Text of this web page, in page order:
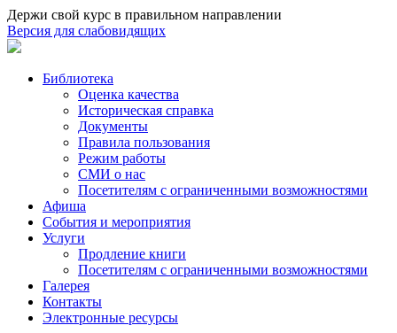
Держи свой курс в правильном направлении
Версия для слабовидящих
Библиотека
Оценка качества
Историческая справка
Документы
Правила пользования
Режим работы
СМИ о нас
Посетителям с ограниченными возможностями
Афиша
События и мероприятия
Услуги
Продление книги
Посетителям с ограниченными возможностями
Галерея
Контакты
Электронные ресурсы